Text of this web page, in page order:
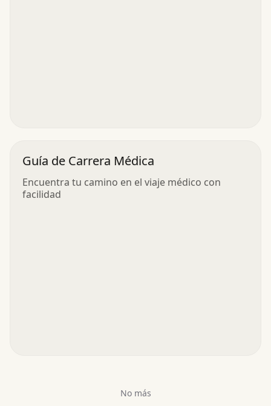
Guía de Carrera Médica
Encuentra tu camino en el viaje médico con
facilidad
No más